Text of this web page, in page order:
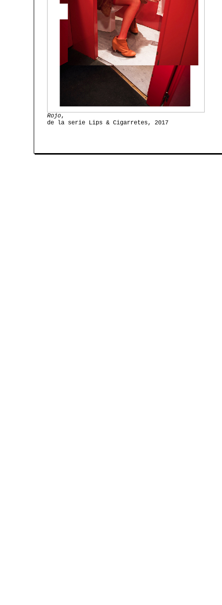
Rojo,
de la serie Lips & Cigarretes, 2017